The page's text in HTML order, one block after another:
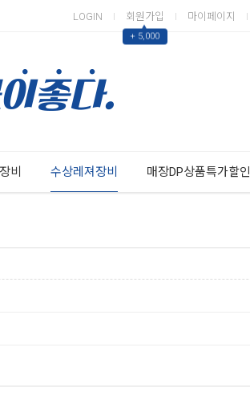
LOGIN 회원가입
▲
+ 5,000
마이페이지
비 수상레져장비 매장DP상품특가할인